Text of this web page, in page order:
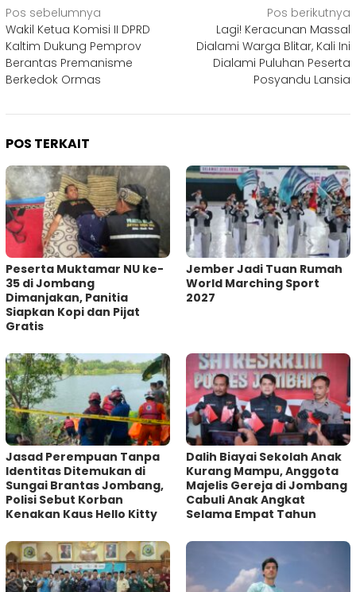
Navigasi
pos
Pos sebelumnya
Wakil Ketua Komisi II DPRD
Kaltim Dukung Pemprov
Berantas Premanisme
Berkedok Ormas
Pos berikutnya
Lagi! Keracunan Massal
Dialami Warga Blitar, Kali Ini
Dialami Puluhan Peserta
Posyandu Lansia
POS TERKAIT
Peserta Muktamar NU ke-
35 di Jombang
Dimanjakan, Panitia
Siapkan Kopi dan Pijat
Gratis
Jember Jadi Tuan Rumah
World Marching Sport
2027
Jasad Perempuan Tanpa
Identitas Ditemukan di
Sungai Brantas Jombang,
Polisi Sebut Korban
Kenakan Kaus Hello Kitty
Dalih Biayai Sekolah Anak
Kurang Mampu, Anggota
Majelis Gereja di Jombang
Cabuli Anak Angkat
Selama Empat Tahun